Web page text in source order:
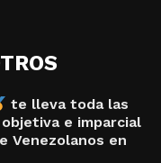
te lleva toda las
e imparcial
Venezolanos en